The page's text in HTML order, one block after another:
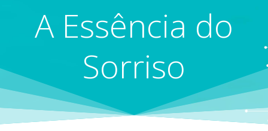
A Essência do
Sorriso